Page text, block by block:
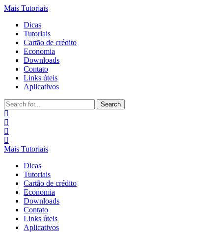
Mais Tutoriais
Dicas
Tutoriais
Cartão de crédito
Economia
Downloads
Contato
Links úteis
Aplicativos
Search
for:
Mais Tutoriais
Dicas
Tutoriais
Cartão de crédito
Economia
Downloads
Contato
Links úteis
Aplicativos